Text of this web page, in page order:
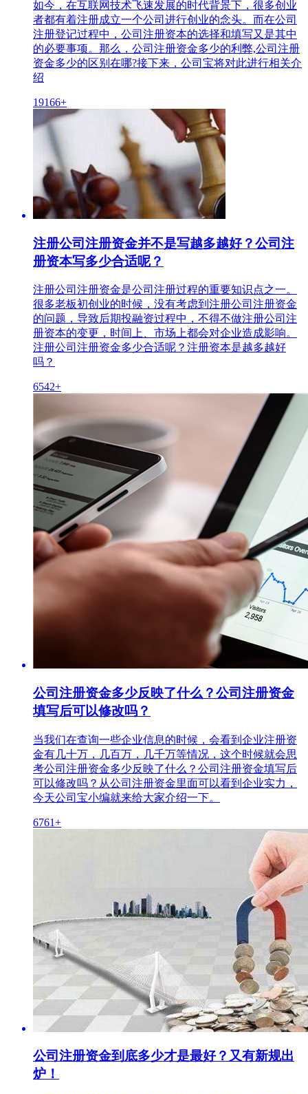
如今，在互联网技术飞速发展的时代背景下，很多创业
者都有着注册成立一个公司进行创业的念头。而在公司
注册登记过程中，公司注册资本的选择和填写又是其中
的必要事项。那么，公司注册资金多少的利弊,公司注册
资金多少的区别在哪?接下来，公司宝将对此进行相关介
绍
19166+
注册公司注册资金并不是写越多越好？公司注
册资本写多少合适呢？
注册公司注册资金是公司注册过程的重要知识点之一。
很多老板初创业的时候，没有考虑到注册公司注册资金
的问题，导致后期投融资过程中，不得不做注册公司注
册资本的变更，时间上、市场上都会对企业造成影响。
注册公司注册资金多少合适呢？注册资本是越多越好
吗？
6542+
公司注册资金多少反映了什么？公司注册资金
填写后可以修改吗？
当我们在查询一些企业信息的时候，会看到企业注册资
金有几十万，几百万，几千万等情况，这个时候就会思
考公司注册资金多少反映了什么？公司注册资金填写后
可以修改吗？从公司注册资金里面可以看到企业实力，
今天公司宝小编就来给大家介绍一下。
6761+
公司注册资金到底多少才是最好？又有新规出
炉！